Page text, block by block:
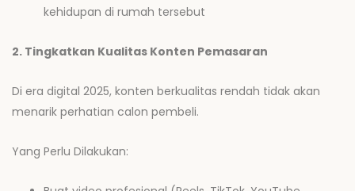
kehidupan di rumah tersebut
2. Tingkatkan Kualitas Konten Pemasaran
Di era digital 2025, konten berkualitas rendah tidak akan
menarik perhatian calon pembeli.
Yang Perlu Dilakukan: